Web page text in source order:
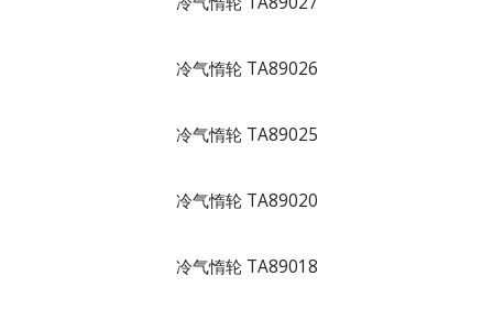
冷气惰轮 TA89026
冷气惰轮 TA89025
冷气惰轮 TA89020
冷气惰轮 TA89018